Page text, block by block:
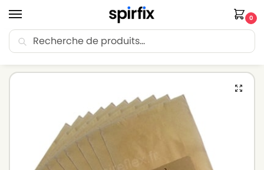
0
🚚 Livraison Point Relais offerte dès 30€ d’achat.